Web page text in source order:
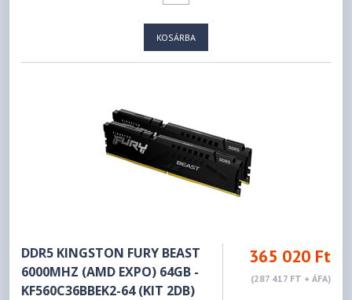
KOSÁRBA
DDR5 KINGSTON FURY BEAST
6000MHZ (AMD EXPO) 64GB -
KF560C36BBEK2-64 (KIT 2DB)
365 020 Ft
(287 417 FT + ÁFA)